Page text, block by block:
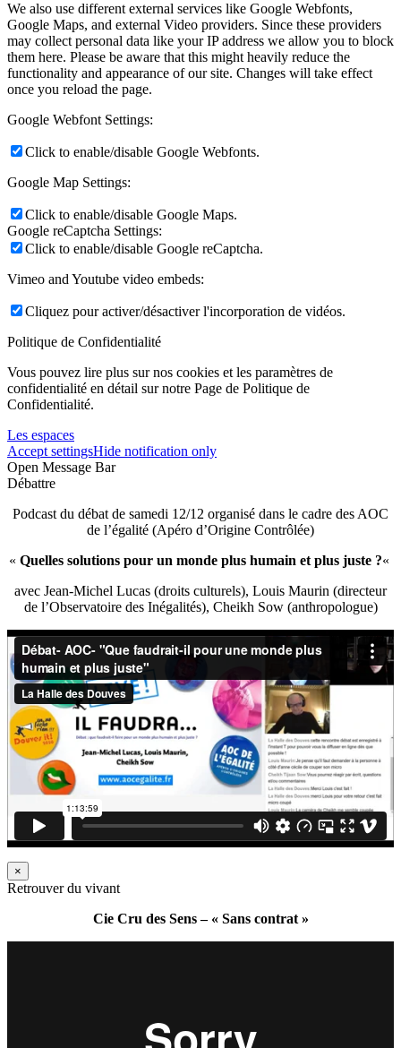
We also use different external services like Google Webfonts,
Google Maps, and external Video providers. Since these providers
may collect personal data like your IP address we allow you to block
them here. Please be aware that this might heavily reduce the
functionality and appearance of our site. Changes will take effect
once you reload the page.
Google Webfont Settings:
Click to enable/disable Google Webfonts.
Google Map Settings:
Click to enable/disable Google Maps.
Google reCaptcha Settings:
Click to enable/disable Google reCaptcha.
Vimeo and Youtube video embeds:
Cliquez pour activer/désactiver l'incorporation de vidéos.
Politique de Confidentialité
Vous pouvez lire plus sur nos cookies et les paramètres de
confidentialité en détail sur notre Page de Politique de
Confidentialité.
Les espaces
Accept settingsHide notification only
Open Message Bar
Débattre
Podcast du débat de samedi 12/12 organisé dans le cadre des AOC
de l’égalité (Apéro d’Origine Contrôlée)
« Quelles solutions pour un monde plus humain et plus juste ?«
avec Jean-Michel Lucas (droits culturels), Louis Maurin (directeur
de l’Observatoire des Inégalités), Cheikh Sow (anthropologue)
×
Retrouver du vivant
Cie Cru des Sens – « Sans contrat »